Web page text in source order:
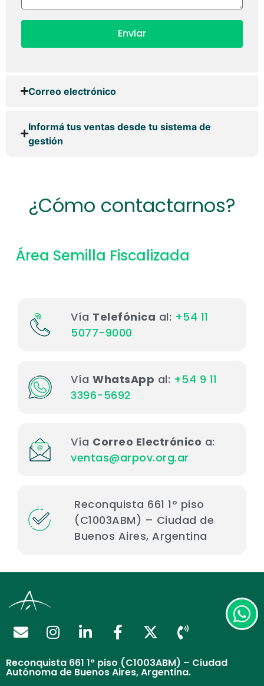
Enviar
Correo electrónico
Informá tus ventas desde tu sistema de
gestión
¿Cómo contactarnos?
Área Semilla Fiscalizada
Vía Telefónica al: +54 11
5077-9000
Vía WhatsApp al: +54 9 11
3396-5692
Vía Correo Electrónico a:
ventas@arpov.org.ar
Reconquista 661 1° piso
(C1003ABM) – Ciudad de
Buenos Aires, Argentina
Reconquista 661 1° piso (C1003ABM) – Ciudad
Autónoma de Buenos Aires, Argentina.